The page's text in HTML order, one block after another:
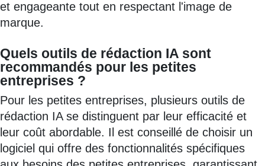
et engageante tout en respectant l'image de
marque.
Quels outils de rédaction IA sont
recommandés pour les petites
entreprises ?
Pour les petites entreprises, plusieurs outils de
rédaction IA se distinguent par leur efficacité et
leur coût abordable. Il est conseillé de choisir un
logiciel qui offre des fonctionnalités spécifiques